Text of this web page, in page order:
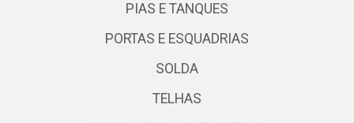
PIAS E TANQUES
PORTAS E ESQUADRIAS
SOLDA
TELHAS